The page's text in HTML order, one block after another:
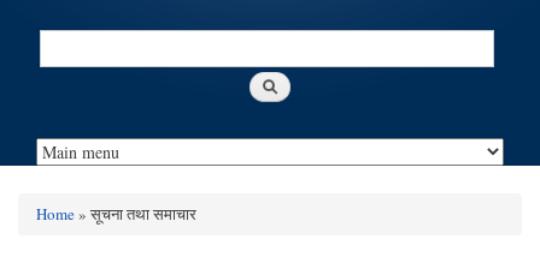
Search
You are here
Home» सूचना तथा समाचार